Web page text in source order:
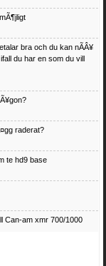
bra och du kan nÃÂ¥
du har en som du vill
raderat?
te hd9 base
Can-am xmr 700/1000
bra och du kan nÃ¥ mig
har en som du vill sÃ¤lja